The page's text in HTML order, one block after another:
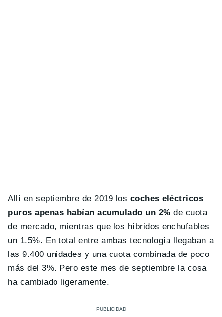
Allí en septiembre de 2019 los coches eléctricos
puros apenas habían acumulado un 2% de cuota
de mercado, mientras que los híbridos enchufables
un 1.5%. En total entre ambas tecnología llegaban a
las 9.400 unidades y una cuota combinada de poco
más del 3%. Pero este mes de septiembre la cosa
ha cambiado ligeramente.